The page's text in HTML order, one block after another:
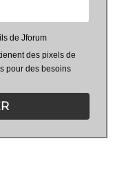
de Jforum
des pixels de
pour des besoins